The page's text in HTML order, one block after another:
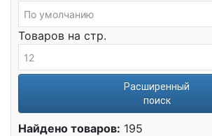
Товаров на стр.
Расширенный
поиск
Найдено товаров: 195